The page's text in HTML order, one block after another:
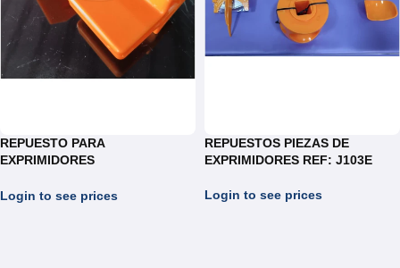
REPUESTO PARA
EXPRIMIDORES
Login to see prices
REPUESTOS PIEZAS DE
EXPRIMIDORES REF: J103E
Login to see prices